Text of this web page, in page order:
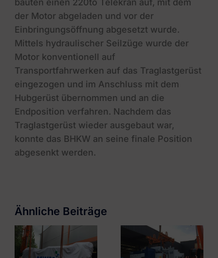
bauten einen 220to Telekran auf, mit dem
der Motor abgeladen und vor der
Einbringungsöffnung abgesetzt wurde.
Mittels hydraulischer Seilzüge wurde der
Motor konventionell auf
Transportfahrwerken auf das Traglastgerüst
eingezogen und im Anschluss mit dem
Hubgerüst übernommen und an die
Endposition verfahren. Nachdem das
Traglastgerüst wieder ausgebaut war,
konnte das BHKW an seine finale Position
abgesenkt werden.
Ähnliche Beiträge